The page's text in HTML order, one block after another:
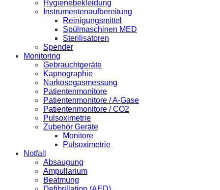
Hygienebekleidung
Instrumentenaufbereitung
Reinigungsmittel
Spülmaschinen MED
Sterilisatoren
Spender
Monitoring
Gebrauchtgeräte
Kapnographie
Narkosegasmessung
Patientenmonitore
Patientenmonitore / A-Gase
Patientenmonitore / CO2
Pulsoximetrie
Zubehör Geräte
Monitore
Pulsoximetrie
Notfall
Absaugung
Ampullarium
Beatmung